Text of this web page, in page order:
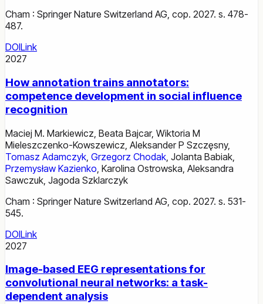
Cham : Springer Nature Switzerland AG, cop. 2027. s. 478-
487.
DOILink
2027
How annotation trains annotators:
competence development in social influence
recognition
Maciej M. Markiewicz Beata Bajcar, Wiktoria M
Mieleszczenko-Kowszewicz Aleksander P Szczęsny,
Tomasz Adamczyk Grzegorz Chodak Jolanta Babiak
Przemysław Kazienko Karolina Ostrowska Aleksandra
Sawczuk Jagoda Szklarczyk
Cham : Springer Nature Switzerland AG, cop. 2027. s. 531-
545.
DOILink
2027
Image-based EEG representations for
convolutional neural networks: a task-
dependent analysis